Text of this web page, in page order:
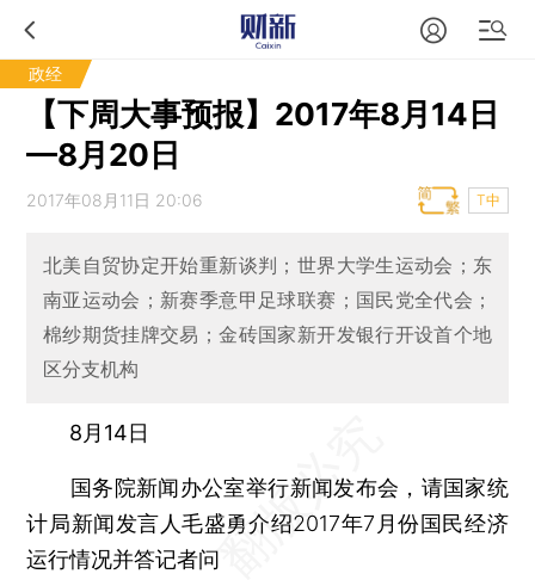
政经
【下周大事预报】2017年8月14日
—8月20日
2017年08月11日 20:06 T中
北美自贸协定开始重新谈判；世界大学生运动会；东
南亚运动会；新赛季意甲足球联赛；国民党全代会；
棉纱期货挂牌交易；金砖国家新开发银行开设首个地
区分支机构
8月14日
国务院新闻办公室举行新闻发布会，请国家统
计局新闻发言人毛盛勇介绍2017年7月份国民经济
运行情况并答记者问